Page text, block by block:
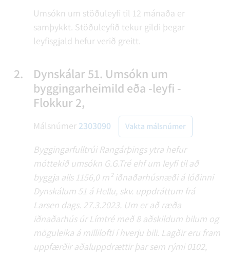
Umsókn um stöðuleyfi til 12 mánaða er
samþykkt. Stöðuleyfið tekur gildi þegar
leyfisgjald hefur verið greitt.
2.
Dynskálar 51. Umsókn um
byggingarheimild eða -leyfi -
Flokkur 2,
Málsnúmer 2303090 Vakta málsnúmer
Byggingarfulltrúi Rangárþings ytra hefur
móttekið umsókn G.G.Tré ehf um leyfi til að
byggja alls 1156,0 m² iðnaðarhúsnæði á lóðinni
Dynskálum 51 á Hellu, skv. uppdráttum frá
Larsen dags. 27.3.2023. Um er að ræða
iðnaðarhús úr Límtré með 8 aðskildum bilum og
möguleika á millilofti í hverju bili. Lagðir eru fram
uppfærðir aðaluppdrættir þar sem rými 0102,